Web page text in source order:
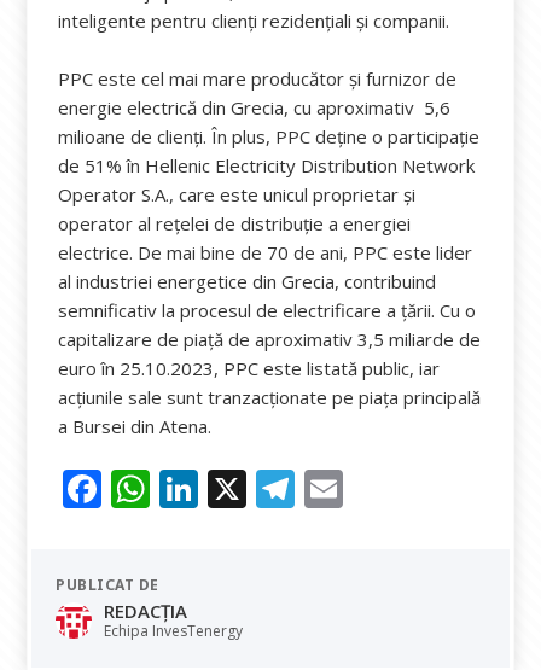
inteligente pentru clienți rezidențiali și companii.
PPC este cel mai mare producător și furnizor de
energie electrică din Grecia, cu aproximativ 5,6
milioane de clienți. În plus, PPC deține o participație
de 51% în Hellenic Electricity Distribution Network
Operator S.A., care este unicul proprietar și
operator al rețelei de distribuție a energiei
electrice. De mai bine de 70 de ani, PPC este lider
al industriei energetice din Grecia, contribuind
semnificativ la procesul de electrificare a țării. Cu o
capitalizare de piață de aproximativ 3,5 miliarde de
euro în 25.10.2023, PPC este listată public, iar
acțiunile sale sunt tranzacționate pe piața principală
a Bursei din Atena.
F
e
b
o
W
at
s
A
Li
dI
X T
PUBLICAT DE
REDACȚIA
Echipa InvesTenergy